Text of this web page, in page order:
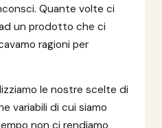
Quante volte ci
un prodotto che ci
ragioni per
le nostre scelte di
variabili di cui siamo
non ci rendiamo